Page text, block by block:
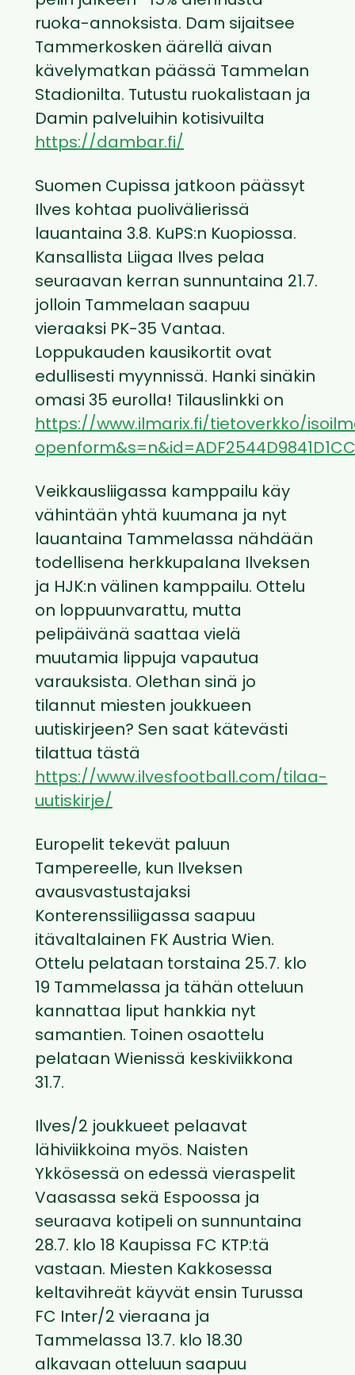
ruoka-annoksista. Dam sijaitsee
Tammerkosken äärellä aivan
kävelymatkan päässä Tammelan
Stadionilta. Tutustu ruokalistaan ja
Damin palveluihin kotisivuilta
https://dambar.fi/
Suomen Cupissa jatkoon päässyt
Ilves kohtaa puolivälierissä
lauantaina 3.8. KuPS:n Kuopiossa.
Kansallista Liigaa Ilves pelaa
seuraavan kerran sunnuntaina 21.7.
jolloin Tammelaan saapuu
vieraaksi PK-35 Vantaa.
Loppukauden kausikortit ovat
edullisesti myynnissä. Hanki sinäkin
omasi 35 eurolla! Tilauslinkki on
https://www.ilmarix.fi/tietoverkko/
Veikkausliigassa kamppailu käy
vähintään yhtä kuumana ja nyt
lauantaina Tammelassa nähdään
todellisena herkkupalana Ilveksen
ja HJK:n välinen kamppailu. Ottelu
on loppuunvarattu, mutta
pelipäivänä saattaa vielä
muutamia lippuja vapautua
varauksista. Olethan sinä jo
tilannut miesten joukkueen
uutiskirjeen? Sen saat kätevästi
tilattua tästä
https://www.ilvesfootball.com/tilaa-
uutiskirje/
Europelit tekevät paluun
Tampereelle, kun Ilveksen
avausvastustajaksi
Konterenssiliigassa saapuu
itävaltalainen FK Austria Wien.
Ottelu pelataan torstaina 25.7. klo
19 Tammelassa ja tähän otteluun
kannattaa liput hankkia nyt
samantien. Toinen osaottelu
pelataan Wienissä keskiviikkona
31.7.
Ilves/2 joukkueet pelaavat
lähiviikkoina myös. Naisten
Ykkösessä on edessä vieraspelit
Vaasassa sekä Espoossa ja
seuraava kotipeli on sunnuntaina
28.7. klo 18 Kaupissa FC KTP:tä
vastaan. Miesten Kakkosessa
keltavihreät käyvät ensin Turussa
FC Inter/2 vieraana ja
Tammelassa 13.7. klo 18.30
alkavaan otteluun saapuu